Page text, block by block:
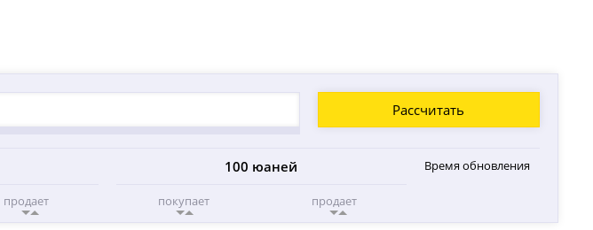
Рассчитать
продает
100 юаней
покупает продает
Время обновления